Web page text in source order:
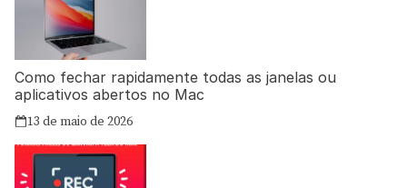
Como fechar rapidamente todas as janelas ou
aplicativos abertos no Mac
13 de maio de 2026